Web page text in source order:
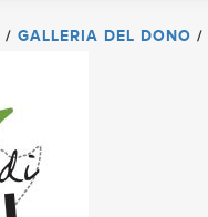
/ GALLERIA DEL DONO /